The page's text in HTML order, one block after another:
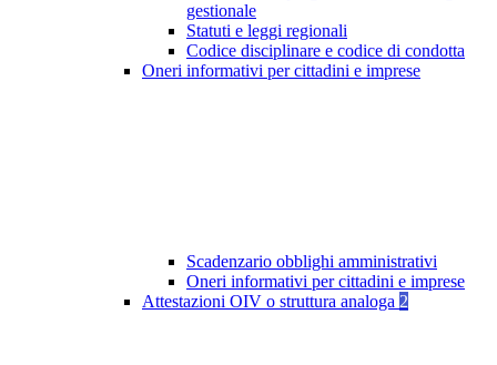
gestionale
Statuti e leggi regionali
Codice disciplinare e codice di condotta
Oneri informativi per cittadini e imprese
Scadenzario obblighi amministrativi
Oneri informativi per cittadini e imprese
Attestazioni OIV o struttura analoga 2